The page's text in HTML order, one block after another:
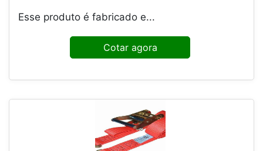
Esse produto é fabricado e...
Cotar agora